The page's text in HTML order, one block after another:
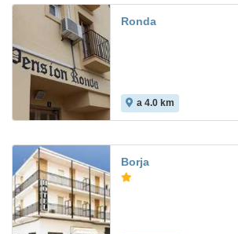
Ronda
a 4.0 km
Borja